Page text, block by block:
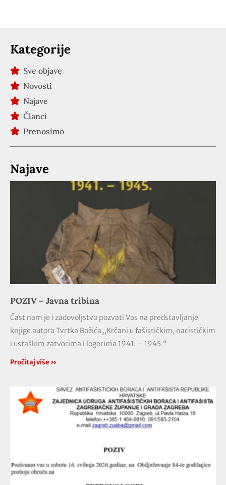
Kategorije
Sve objave
Novosti
Najave
Članci
Prenosimo
Najave
POZIV – Javna tribina
Čast nam je i zadovoljstvo pozvati Vas na predstavljanje
knjige autora Tvrtka Božića „Krčani u fašističkim, nacističkim
i ustaškim zatvorima i logorima 1941. – 1945.“
Pročitaj više »